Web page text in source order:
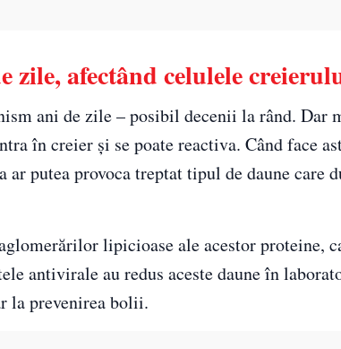
zile, afectând celulele
ani de zile – posibil decenii la rând. Dar
în creier și se poate reactiva. Când face
putea provoca treptat tipul de daune care
lipicioase ale acestor proteine,
antivirale au redus aceste daune în
la prevenirea bolii.